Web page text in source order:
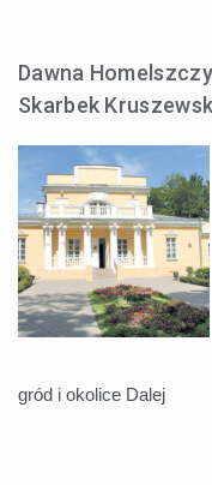
Dawna
Skarbek
gród i okolice Dalej